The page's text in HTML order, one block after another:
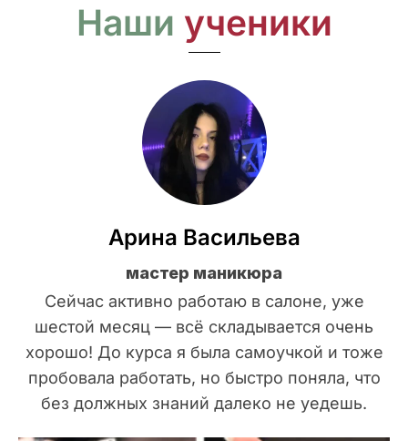
Наши ученики
Арина Васильева
мастер маникюра
Сейчас активно работаю в салоне, уже
шестой месяц — всё складывается очень
хорошо! До курса я была самоучкой и тоже
пробовала работать, но быстро поняла, что
без должных знаний далеко не уедешь.